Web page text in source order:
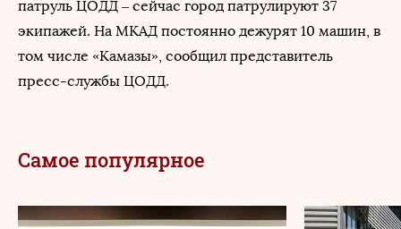
патруль ЦОДД – сейчас город патрулируют 37
экипажей. На МКАД постоянно дежурят 10 машин, в
том числе «Камазы», сообщил представитель
пресс-службы ЦОДД.
Самое популярное